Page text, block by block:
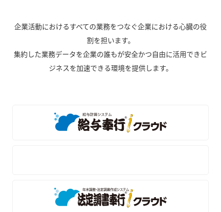
企業活動におけるすべての業務をつなぐ企業における心臓の役
割を担います。
集約した業務データを企業の誰もが安全かつ自由に活用できビ
ジネスを加速できる環境を提供します。